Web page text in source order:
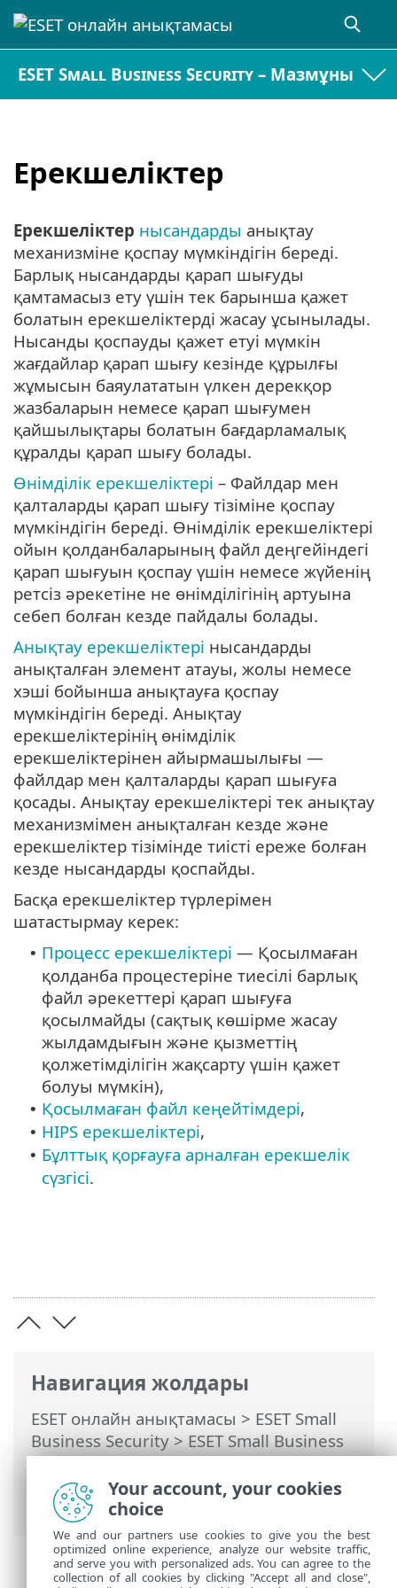
ESET Small Business Security – Мазмұны
Ерекшеліктер
Навигация жолдары
ESET онлайн анықтамасы > ESET Small
Business Security>ESET Small Business
Security бағдарламасымен жұмыс істеу
Кеңейтілген орнату> Қарап шығулар
> Ерекшеліктер
Ерекшеліктер нысандарды анықтау
механизміне қоспау мүмкіндігін береді.
Барлық нысандарды қарап шығуды
қамтамасыз ету үшін тек барынша қажет
болатын ерекшеліктерді жасау ұсынылады.
Нысанды қоспауды қажет етуі мүмкін
жағдайлар қарап шығу кезінде құрылғы
жұмысын баяулататын үлкен дерекқор
жазбаларын немесе қарап шығумен
қайшылықтары болатын бағдарламалық
құралды қарап шығу болады.
Өнімділік ерекшеліктері – Файлдар мен
қалталарды қарап шығу тізіміне қоспау
мүмкіндігін береді. Өнімділік ерекшеліктері
ойын қолданбаларының файл деңгейіндегі
қарап шығуын қоспау үшін немесе жүйенің
ретсіз әрекетіне не өнімділігінің артуына
себеп болған кезде пайдалы болады.
Анықтау ерекшеліктері нысандарды
анықталған элемент атауы, жолы немесе
хэші бойынша анықтауға қоспау
мүмкіндігін береді. Анықтау
ерекшеліктерінің өнімділік
ерекшеліктерінен айырмашылығы —
файлдар мен қалталарды қарап шығуға
қосады. Анықтау ерекшеліктері тек анықтау
механизмімен анықталған кезде және
ерекшеліктер тізімінде тиісті ереже болған
кезде нысандарды қоспайды.
Басқа ерекшеліктер түрлерімен
шатастырмау керек:
• Процесс ерекшеліктері — Қосылмаған
қолданба процестеріне тиесілі барлық
файл әрекеттері қарап шығуға
қосылмайды (сақтық көшірме жасау
жылдамдығын және қызметтің
қолжетімділігін жақсарту үшін қажет
болуы мүмкін),
• Қосылмаған файл кеңейтімдері,
• HIPS ерекшеліктері,
• Бұлттық қорғауға арналған ерекшелік
сүзгісі.
Your account, your cookies
choice
We and our partners use cookies to give you the best
optimized online experience, analyze our website traffic,
and serve you with personalized ads. You can agree to the
collection of all cookies by clicking "Accept all and close",